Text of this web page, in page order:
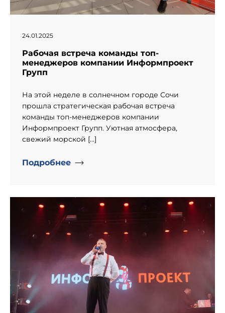
24.01.2025
Рабочая встреча команды топ-
менеджеров компании Информпроект
Групп
На этой неделе в солнечном городе Сочи
прошла стратегическая рабочая встреча
команды топ-менеджеров компании
Информпроект Групп. Уютная атмосфера,
свежий морской […]
Подробнее
" alt="День рождение компании «Информпроект».">